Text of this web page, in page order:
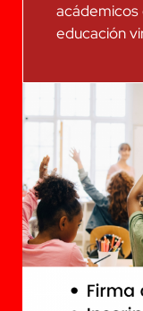
acádemicos
educación